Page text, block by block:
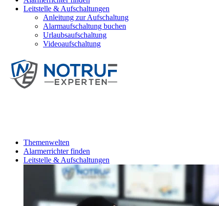
Leitstelle & Aufschaltungen
Anleitung zur Aufschaltung
Alarmaufschaltung buchen
Urlaubsaufschaltung
Videoaufschaltung
Themenwelten
Alarmerrichter finden
Leitstelle & Aufschaltungen